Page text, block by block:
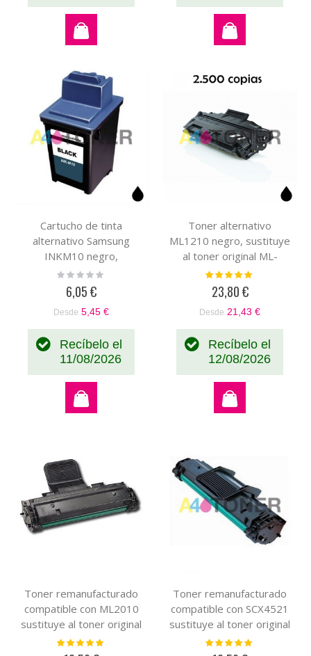
Cartucho de tinta
alternativo Samsung
INKM10 negro,
compatible al cartucho
original Samsung INK-
M10
Rating:
6,05 €
Desde 5,45 €
Recíbelo el
11/08/2026
Toner alternativo
ML1210 negro, sustituye
al toner original ML-
1210D3/ELS
Valoración:
23,80 €
Desde 21,43 €
Recíbelo el
12/08/2026
Toner remanufacturado
compatible con ML2010
sustituye al toner original
ML-1610D3
Valoración:
Toner remanufacturado
compatible con SCX4521
sustituye al toner original
ML-1610D3
Valoración: